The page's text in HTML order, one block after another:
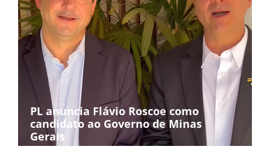
PL anuncia Flávio Roscoe como
candidato ao Governo de Minas
Gerais